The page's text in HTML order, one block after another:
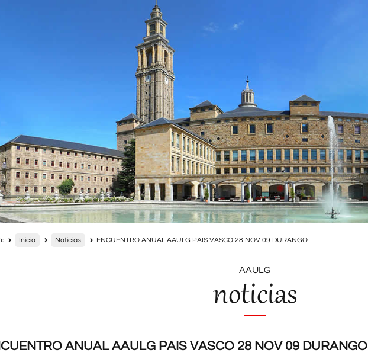
Inicio Noticias ENCUENTRO ANUAL AAULG PAIS VASCO 28 NOV 09 DURANGO
AAULG
noticias
ANUAL AAULG PAIS VASCO 28 NOV 09 DURANGO